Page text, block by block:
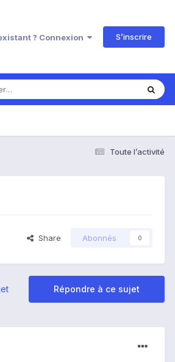
? Connexion S’inscrire
Toute l’activité
Share Abonnés 0
Répondre à ce sujet